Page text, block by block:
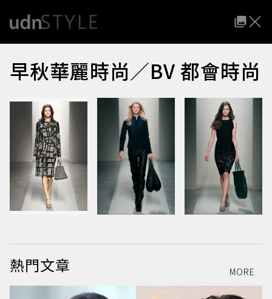
早秋華麗時尚／BV 都會時尚
熱門文章 MORE